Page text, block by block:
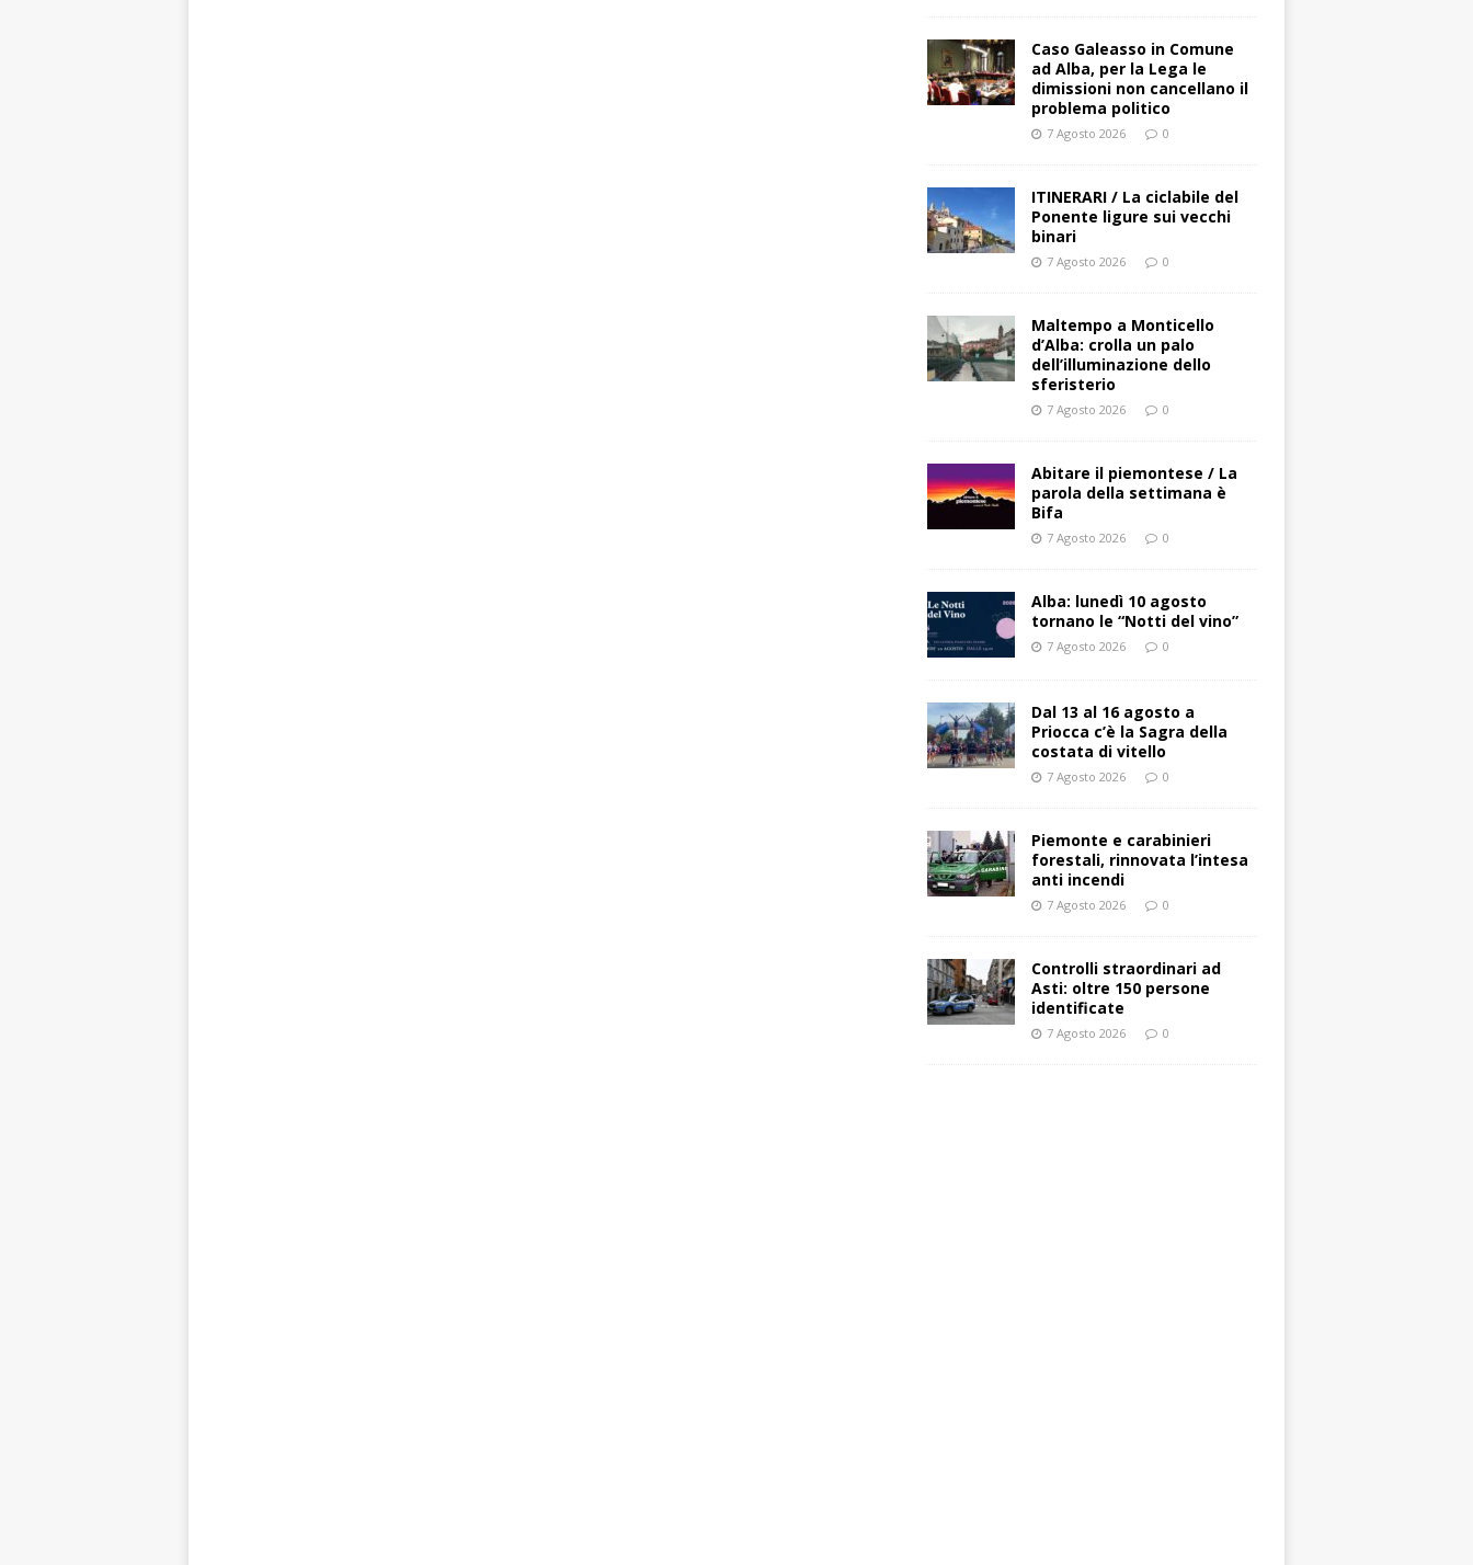
Caso Galeasso in Comune
ad Alba, per la Lega le
dimissioni non cancellano il
problema politico
7 Agosto 2026 0
ITINERARI / La ciclabile del
Ponente ligure sui vecchi
binari
7 Agosto 2026 0
Maltempo a Monticello
d’Alba: crolla un palo
dell’illuminazione dello
sferisterio
7 Agosto 2026 0
Abitare il piemontese / La
parola della settimana è
Bifa
7 Agosto 2026 0
Alba: lunedì 10 agosto
tornano le “Notti del vino”
7 Agosto 2026 0
Dal 13 al 16 agosto a
Priocca c’è la Sagra della
costata di vitello
7 Agosto 2026 0
Piemonte e carabinieri
forestali, rinnovata l’intesa
anti incendi
7 Agosto 2026 0
Controlli straordinari ad
Asti: oltre 150 persone
identificate
7 Agosto 2026 0